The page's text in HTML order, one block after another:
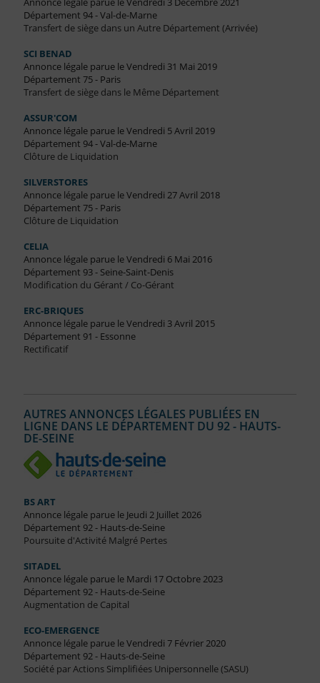
Département 94 - Val-de-Marne
Transfert de siège dans un Autre Département (Arrivée)
SCI BENAD
Annonce légale parue le Vendredi 31 Mai 2019
Département 75 - Paris
Transfert de siège dans le Même Département
ASSUR'COM
Annonce légale parue le Vendredi 5 Avril 2019
Département 94 - Val-de-Marne
Clôture de Liquidation
SILVERSTORES
Annonce légale parue le Vendredi 27 Avril 2018
Département 75 - Paris
Clôture de Liquidation
CELIA
Annonce légale parue le Vendredi 6 Mai 2016
Département 93 - Seine-Saint-Denis
Modification du Gérant / Co-Gérant
ERC-BRIQUES
Annonce légale parue le Vendredi 3 Avril 2015
Département 91 - Essonne
Rectificatif
AUTRES ANNONCES LÉGALES PUBLIÉES EN
LIGNE DANS LE DÉPARTEMENT DU 92 - HAUTS-
DE-SEINE
BS ART
Annonce légale parue le Jeudi 2 Juillet 2026
Département 92 - Hauts-de-Seine
Poursuite d'Activité Malgré Pertes
SITADEL
Annonce légale parue le Mardi 17 Octobre 2023
Département 92 - Hauts-de-Seine
Augmentation de Capital
ECO-EMERGENCE
Annonce légale parue le Vendredi 7 Février 2020
Département 92 - Hauts-de-Seine
Société par Actions Simplifiées Unipersonnelle (SASU)